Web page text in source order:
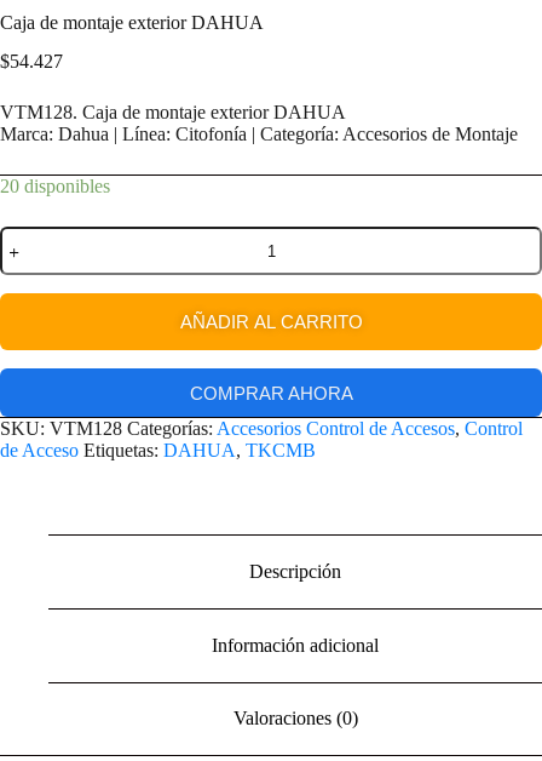
Caja de montaje exterior DAHUA
$54.427
VTM128. Caja de montaje exterior DAHUA
Marca: Dahua | Línea: Citofonía | Categoría: Accesorios de Montaje
20 disponibles
AÑADIR AL CARRITO
COMPRAR AHORA
SKU: VTM128 Categorías: Accesorios Control de Accesos, Control
de Acceso Etiquetas: DAHUA, TKCMB
Descripción
Información adicional
Valoraciones (0)